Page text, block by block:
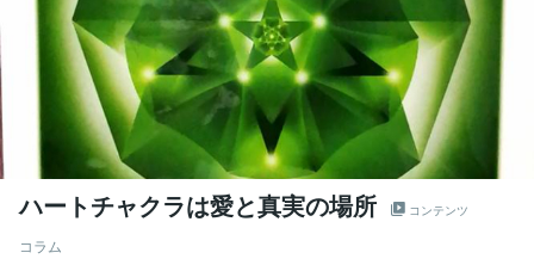
ハートチャクラは愛と真実の場所 コンテンツ
コラム